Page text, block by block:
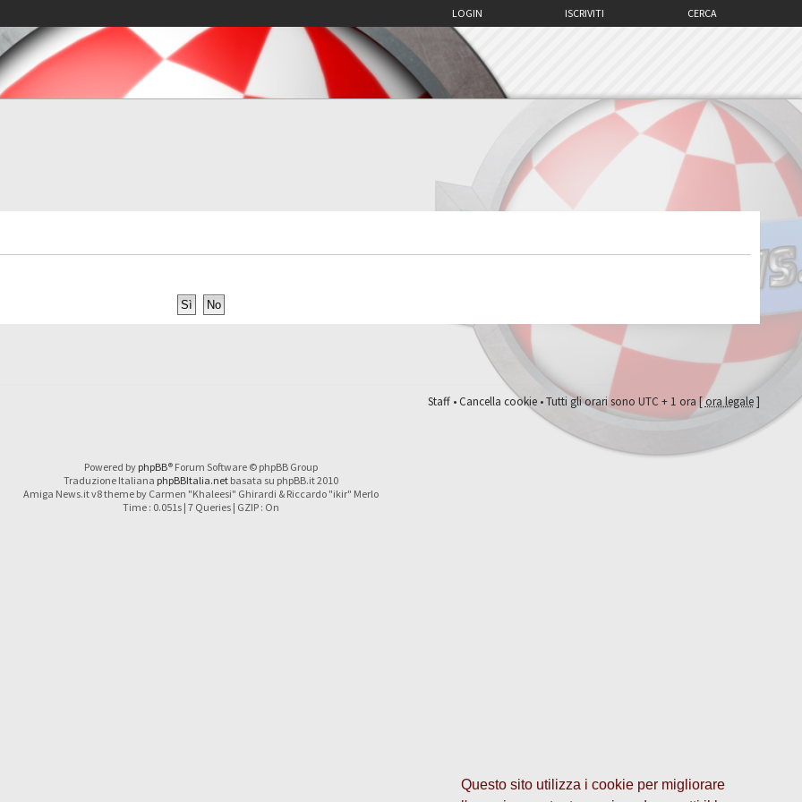
Questo sito utilizza i cookie per migliorare
CERCA
ISCRIVITI
LOGIN
Staff•Cancella cookie• Tutti gli orari sono UTC + 1 ora [ora legale]
Powered by phpBB® Forum Software © phpBB Group
Traduzione Italiana phpBBItalia.netbasata su phpBB.it 2010
Amiga News.it v8 theme by Carmen "Khaleesi" Ghirardi & Riccardo "ikir" Merlo
Time : 0.051s | 7 Queries | GZIP : On